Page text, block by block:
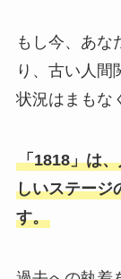
もし今、あな
り、古い人間
状況はまもな
「1818」は
しいステージ
す。